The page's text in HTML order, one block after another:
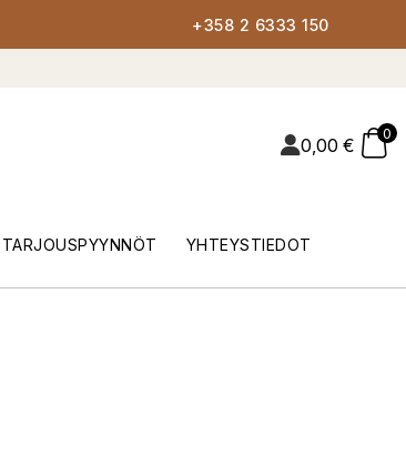
+358 2 6333 150
0,00 €
0
TARJOUSPYYNNÖT YHTEYSTIEDOT